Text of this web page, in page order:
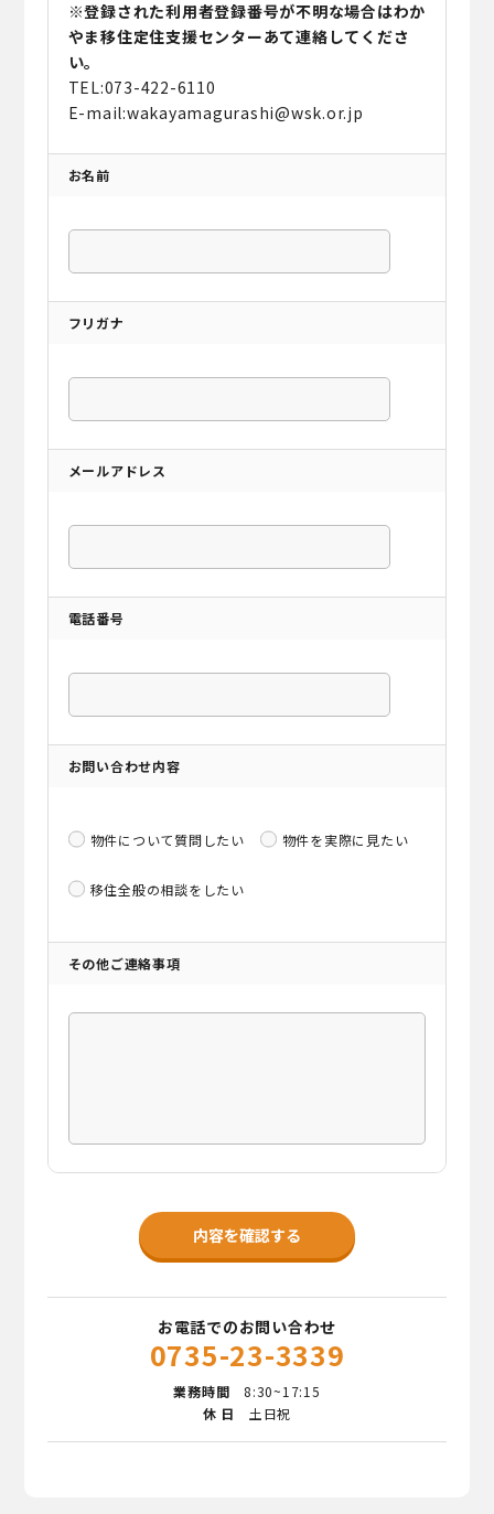
※登録された利用者登録番号が不明な場合はわか
やま移住定住支援センターあて連絡してくださ
い。
TEL:073-422-6110
E-mail:wakayamagurashi@wsk.or.jp
お名前
フリガナ
メールアドレス
電話番号
お問い合わせ内容
物件について質問したい 物件を実際に見たい
移住全般の相談をしたい
その他ご連絡事項
お電話でのお問い合わせ
0735-23-3339
業務時間 8:30~17:15
休 日
土日祝